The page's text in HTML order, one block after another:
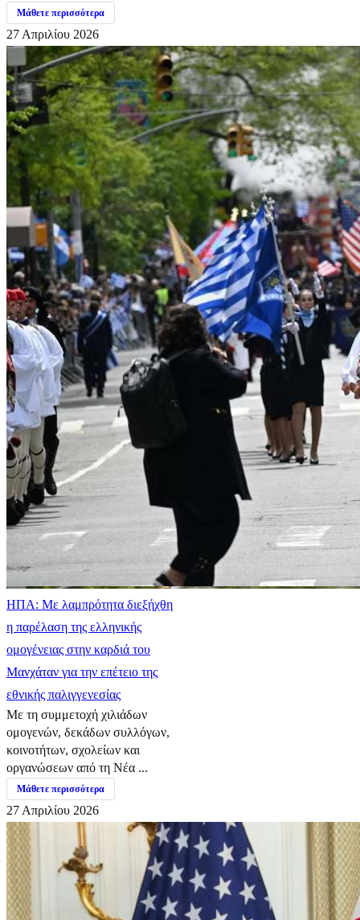
Μάθετε περισσότερα
27 Απριλίου 2026
ΗΠΑ: Με λαμπρότητα διεξήχθη
η παρέλαση της ελληνικής
ομογένειας στην καρδιά του
Μανχάταν για την επέτειο της
εθνικής παλιγγενεσίας
Με τη συμμετοχή χιλιάδων
ομογενών, δεκάδων συλλόγων,
κοινοτήτων, σχολείων και
οργανώσεων από τη Νέα ...
Μάθετε περισσότερα
27 Απριλίου 2026